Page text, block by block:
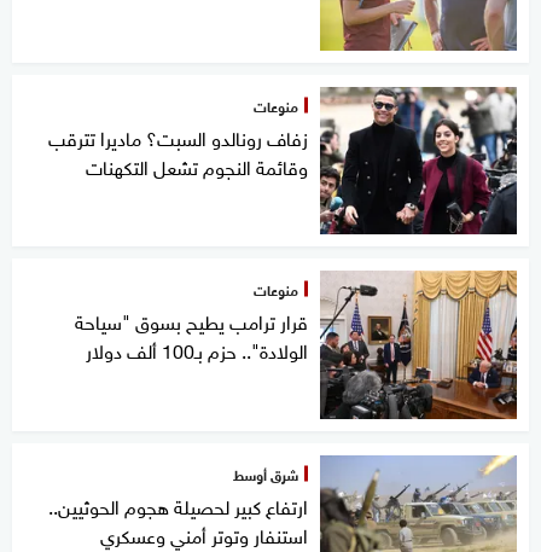
منوعات
زفاف رونالدو السبت؟ ماديرا تترقب
وقائمة النجوم تشعل التكهنات
منوعات
قرار ترامب يطيح بسوق "سياحة
الولادة".. حزم بـ100 ألف دولار
شرق أوسط
ارتفاع كبير لحصيلة هجوم الحوثيين..
استنفار وتوتر أمني وعسكري